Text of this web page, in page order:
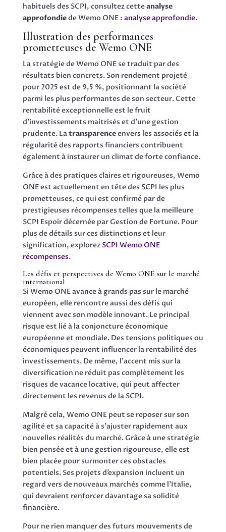
habituels des SCPI, consultez cetteanalyse
approfondiede Wemo ONE : analyse approfondie.
Illustration des performances
prometteuses de Wemo ONE
La stratégie de Wemo ONE se traduit par des
résultats bien concrets. Son rendement projeté
pour 2025 est de 9,5 %, positionnant la société
parmi les plus performantes de son secteur. Cette
rentabilité exceptionnelle est le fruit
d’investissements maitrisés et d’une gestion
prudente. Latransparenceenvers les associés et la
régularité des rapports financiers contribuent
également à instaurer un climat de forte confiance.
Grâce à des pratiques claires et rigoureuses, Wemo
ONE est actuellement en tête des SCPI les plus
prometteuses, ce qui est confirmé par de
prestigieuses récompenses telles que la meilleure
SCPI Espoir décernée par Gestion de Fortune. Pour
plus de détails sur ces distinctions et leur
signification, explorez SCPI Wemo ONE
récompenses.
Les défis et perspectives de Wemo ONE sur le marché
international
Si Wemo ONE avance à grands pas sur le marché
européen, elle rencontre aussi des défis qui
viennent avec son modèle innovant. Le principal
risque est lié à la conjoncture économique
européenne et mondiale. Des tensions politiques ou
économiques peuvent influencer la rentabilité des
investissements. De même, l’accent mis sur la
diversification ne réduit pas complètement les
risques de vacance locative, qui peut affecter
directement les revenus de la SCPI.
Malgré cela, Wemo ONE peut se reposer sur son
agilité et sa capacité à s’ajuster rapidement aux
nouvelles réalités du marché. Grâce à une stratégie
bien pensée et à une gestion rigoureuse, elle est
bien placée pour surmonter ces obstacles
potentiels. Ses projets d’expansion incluent un
regard vers de nouveaux marchés comme l’Italie,
qui devraient renforcer davantage sa solidité
financière.
Pour ne rien manquer des futurs mouvements de